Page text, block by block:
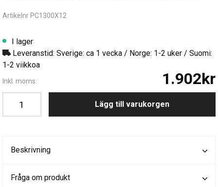
Artikelnr PC1300X12
I lager
Leveranstid: Sverige: ca 1 vecka / Norge: 1-2 uker / Suomi:
1-2 viikkoa
Inkl. moms: 1.902kr
Lägg till varukorgen
Beskrivning
Fråga om produkt